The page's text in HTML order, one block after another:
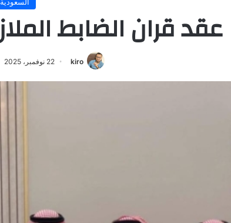
عقد قران الضابط
kiro 22 نوفمبر، 2025